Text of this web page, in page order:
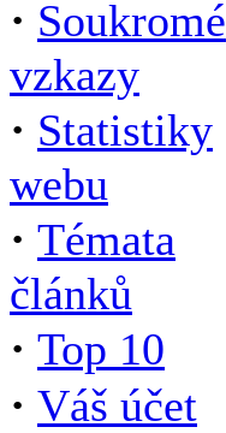
· Soukromé
vzkazy
· Statistiky
webu
· Témata
článků
· Top 10
· Váš účet